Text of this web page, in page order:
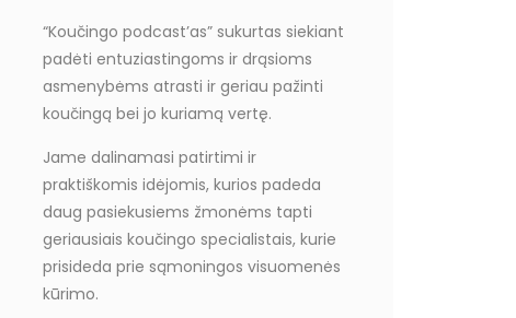
“Koučingo podcast’as” sukurtas siekiant
padėti entuziastingoms ir drąsioms
asmenybėms atrasti ir geriau pažinti
koučingą bei jo kuriamą vertę.
Jame dalinamasi patirtimi ir
praktiškomis idėjomis, kurios padeda
daug pasiekusiems žmonėms tapti
geriausiais koučingo specialistais, kurie
prisideda prie sąmoningos visuomenės
kūrimo.